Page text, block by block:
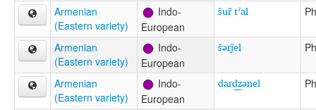
Armenian
(Eastern variety)
Indo-
European
šur̃ tˀal
Armenian
(Eastern variety)
Indo-
European
šərǰel
Armenian
(Eastern variety)
Indo-
European
dard͜zənel